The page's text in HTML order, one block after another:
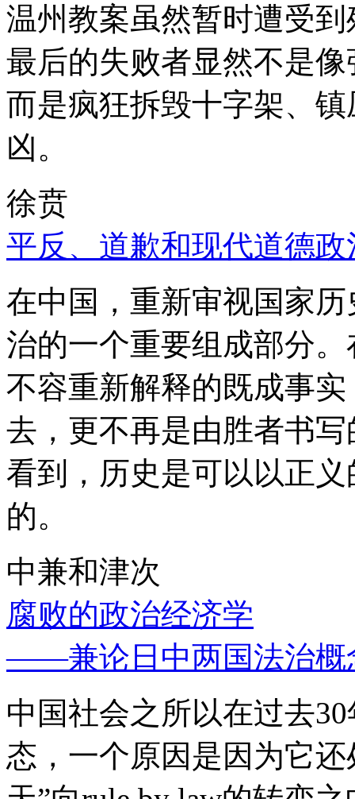
温州教案虽然暂时遭受
最后的失败者显然不是
而是疯狂拆毁十字架、
凶。
徐贲
平反、道歉和现代道德政
在中国，重新审视国家
治的一个重要组成部分
不容重新解释的既成事
去，更不再是由胜者书
看到，历史是可以以正
的。
中兼和津次
腐败的政治经济学
——兼论日中两国法治概
中国社会之所以在过去
态，一个原因是因为它